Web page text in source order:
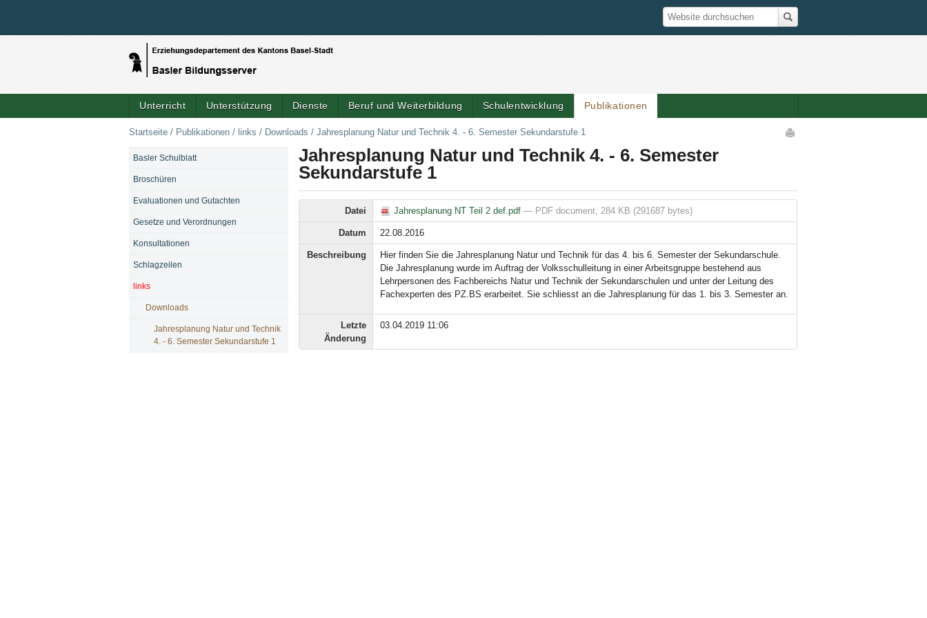
Suche
Website durchsuchen
Unterricht Unterstützung Dienste Beruf und Weiterbildung Schulentwicklung Publikationen
Startseite / Publikationen / links / Downloads / Jahresplanung Natur und Technik 4. - 6. Semester Sekundarstufe 1
Jahresplanung Natur und Technik 4. - 6. Semester
Sekundarstufe 1
Datei Jahresplanung NT Teil 2 def.pdf — PDF document, 284 KB (291687 bytes)
Datum 22.08.2016
Beschreibung
Hier finden Sie die Jahresplanung Natur und Technik für das 4. bis 6. Semester der Sekundarschule.
Die Jahresplanung wurde im Auftrag der Volksschulleitung in einer Arbeitsgruppe bestehend aus
Lehrpersonen des Fachbereichs Natur und Technik der Sekundarschulen und unter der Leitung des
Fachexperten des PZ.BS erarbeitet. Sie schliesst an die Jahresplanung für das 1. bis 3. Semester an.
Letzte
Änderung
03.04.2019 11:06
NAVIGATION
Basler Schulblatt
Broschüren
Evaluationen und Gutachten
Gesetze und Verordnungen
Konsultationen
Schlagzeilen
links
Downloads
Jahresplanung Natur und Technik
4. - 6. Semester Sekundarstufe 1